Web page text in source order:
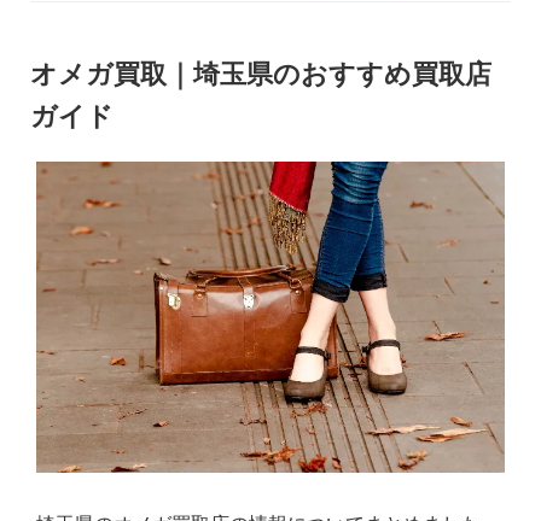
オメガ買取｜埼玉県のおすすめ買取店
ガイド